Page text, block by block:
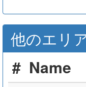
他のエリ
# Name